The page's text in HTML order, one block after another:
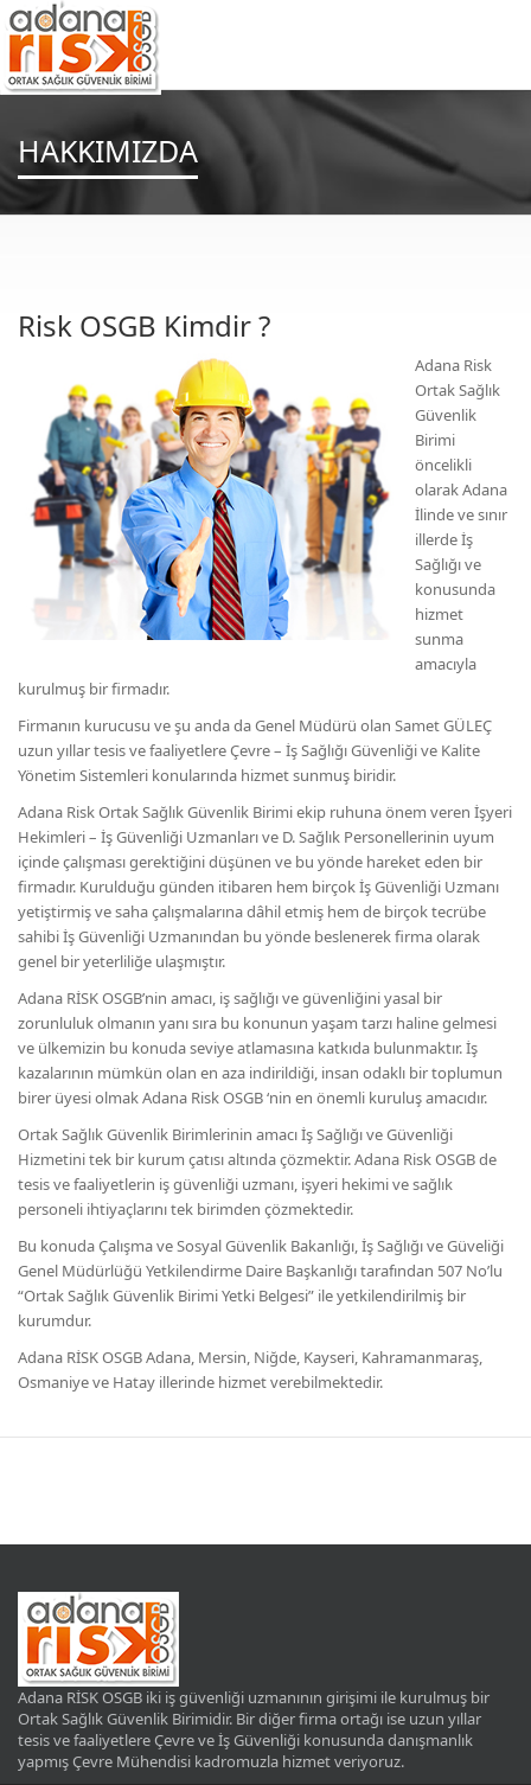
HAKKIMIZDA
Risk OSGB Kimdir ?
Adana Risk
Ortak Sağlık
Güvenlik
Birimi
öncelikli
olarak Adana
İlinde ve sınır
illerde İş
Sağlığı ve
konusunda
hizmet
sunma
amacıyla
kurulmuş bir firmadır.
Firmanın kurucusu ve şu anda da Genel Müdürü olan Samet GÜLEÇ
uzun yıllar tesis ve faaliyetlere Çevre – İş Sağlığı Güvenliği ve Kalite
Yönetim Sistemleri konularında hizmet sunmuş biridir.
Adana Risk Ortak Sağlık Güvenlik Birimi ekip ruhuna önem veren İşyeri
Hekimleri – İş Güvenliği Uzmanları ve D. Sağlık Personellerinin uyum
içinde çalışması gerektiğini düşünen ve bu yönde hareket eden bir
firmadır. Kurulduğu günden itibaren hem birçok İş Güvenliği Uzmanı
yetiştirmiş ve saha çalışmalarına dâhil etmiş hem de birçok tecrübe
sahibi İş Güvenliği Uzmanından bu yönde beslenerek firma olarak
genel bir yeterliliğe ulaşmıştır.
Adana RİSK OSGB’nin amacı, iş sağlığı ve güvenliğini yasal bir
zorunluluk olmanın yanı sıra bu konunun yaşam tarzı haline gelmesi
ve ülkemizin bu konuda seviye atlamasına katkıda bulunmaktır. İş
kazalarının mümkün olan en aza indirildiği, insan odaklı bir toplumun
birer üyesi olmak Adana Risk OSGB ‘nin en önemli kuruluş amacıdır.
Ortak Sağlık Güvenlik Birimlerinin amacı İş Sağlığı ve Güvenliği
Hizmetini tek bir kurum çatısı altında çözmektir. Adana Risk OSGB de
tesis ve faaliyetlerin iş güvenliği uzmanı, işyeri hekimi ve sağlık
personeli ihtiyaçlarını tek birimden çözmektedir.
Bu konuda Çalışma ve Sosyal Güvenlik Bakanlığı, İş Sağlığı ve Güveliği
Genel Müdürlüğü Yetkilendirme Daire Başkanlığı tarafından 507 No’lu
“Ortak Sağlık Güvenlik Birimi Yetki Belgesi” ile yetkilendirilmiş bir
kurumdur.
Adana RİSK OSGB Adana, Mersin, Niğde, Kayseri, Kahramanmaraş,
Osmaniye ve Hatay illerinde hizmet verebilmektedir.
Adana RİSK OSGB iki iş güvenliği uzmanının girişimi ile kurulmuş bir
Ortak Sağlık Güvenlik Birimidir. Bir diğer firma ortağı ise uzun yıllar
tesis ve faaliyetlere Çevre ve İş Güvenliği konusunda danışmanlık
yapmış Çevre Mühendisi kadromuzla hizmet veriyoruz.